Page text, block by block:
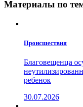
Материалы по
Проиcшествия
Благовещенца
ребенок
30.07.2026